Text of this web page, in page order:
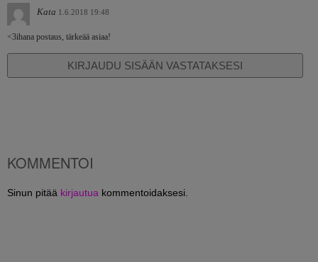
Kata 1.6.2018 19:48
<3ihana postaus, tärkeää asiaa!
KIRJAUDU SISÄÄN VASTATAKSESI
KOMMENTOI
Sinun pitää kirjautua kommentoidaksesi.